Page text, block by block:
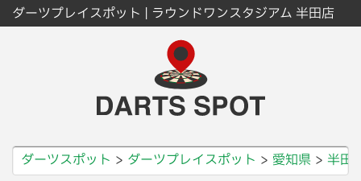
ダーツプレイスポット | ラウンドワンスタジアム 半田店
ダーツスポット ダーツプレイスポット 愛知県 半田